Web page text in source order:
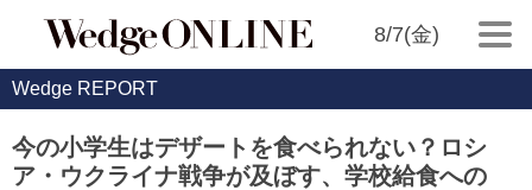
8/7(金)
Wedge REPORT
今の小学生はデザートを食べられない？ロシ
ア・ウクライナ戦争が及ぼす、学校給食への